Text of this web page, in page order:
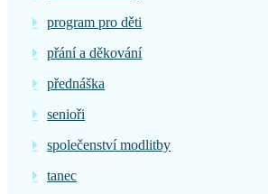
program pro děti
přání a děkování
přednáška
senioři
společenství modlitby
tanec